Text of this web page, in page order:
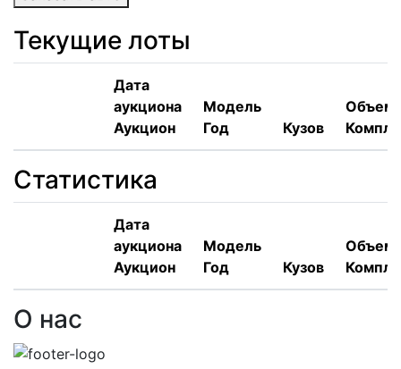
Текущие лоты
Дата
аукциона
Аукцион
Модель
Год
Кузов
Объем,
Статистика
Дата
аукциона
Аукцион
Модель
Год
Кузов
Объем,
О нас